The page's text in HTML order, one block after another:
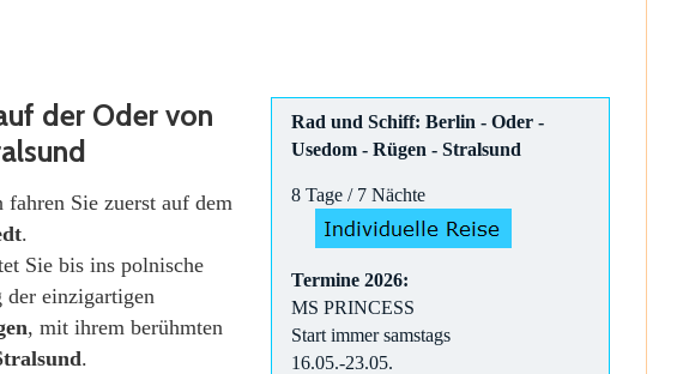
der Oder von
Sie zuerst auf dem
.
Sie bis ins polnische
einzigartigen
, mit ihrem berühmten
.
Rad und Schiff: Berlin - Oder -
Usedom - Rügen - Stralsund
8 Tage / 7 Nächte
Termine 2026:
MS PRINCESS
Start immer samstags
16.05.-23.05.